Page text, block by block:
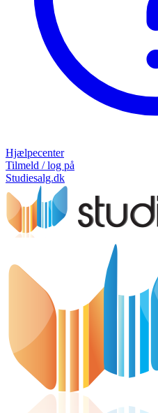
Hjælpecenter
Tilmeld / log på
Studiesalg.dk